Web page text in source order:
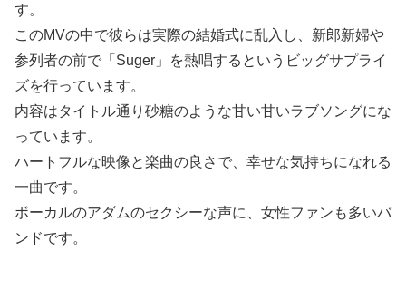
す。
このMVの中で彼らは実際の結婚式に乱入し、新郎新婦や
参列者の前で「Suger」を熱唱するというビッグサプライ
ズを行っています。
内容はタイトル通り砂糖のような甘い甘いラブソングにな
っています。
ハートフルな映像と楽曲の良さで、幸せな気持ちになれる
一曲です。
ボーカルのアダムのセクシーな声に、女性ファンも多いバ
ンドです。